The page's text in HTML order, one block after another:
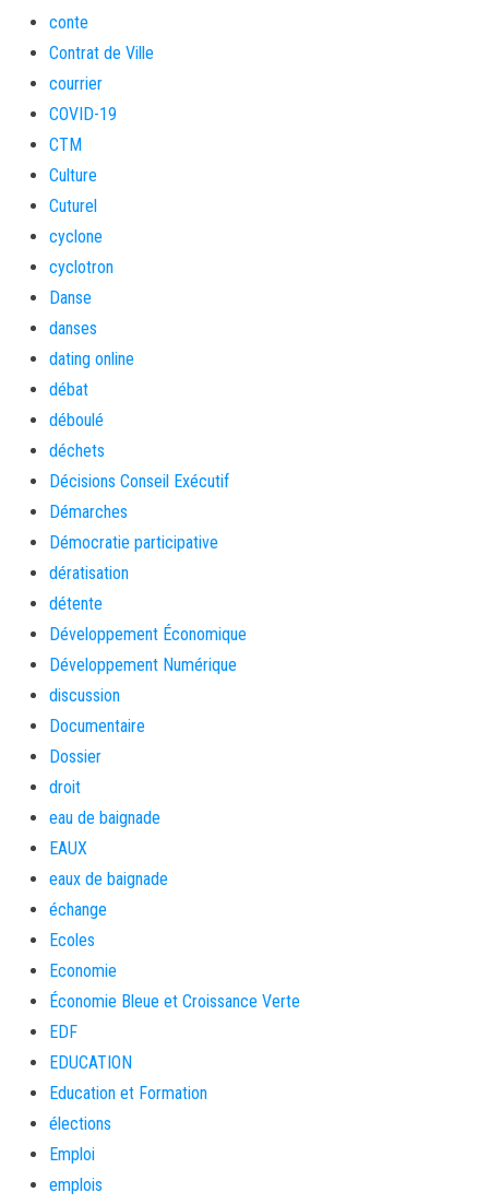
conte
Contrat de Ville
courrier
COVID-19
CTM
Culture
Cuturel
cyclone
cyclotron
Danse
danses
dating online
débat
déboulé
déchets
Décisions Conseil Exécutif
Démarches
Démocratie participative
dératisation
détente
Développement Économique
Développement Numérique
discussion
Documentaire
Dossier
droit
eau de baignade
EAUX
eaux de baignade
échange
Ecoles
Economie
Économie Bleue et Croissance Verte
EDF
EDUCATION
Education et Formation
élections
Emploi
emplois